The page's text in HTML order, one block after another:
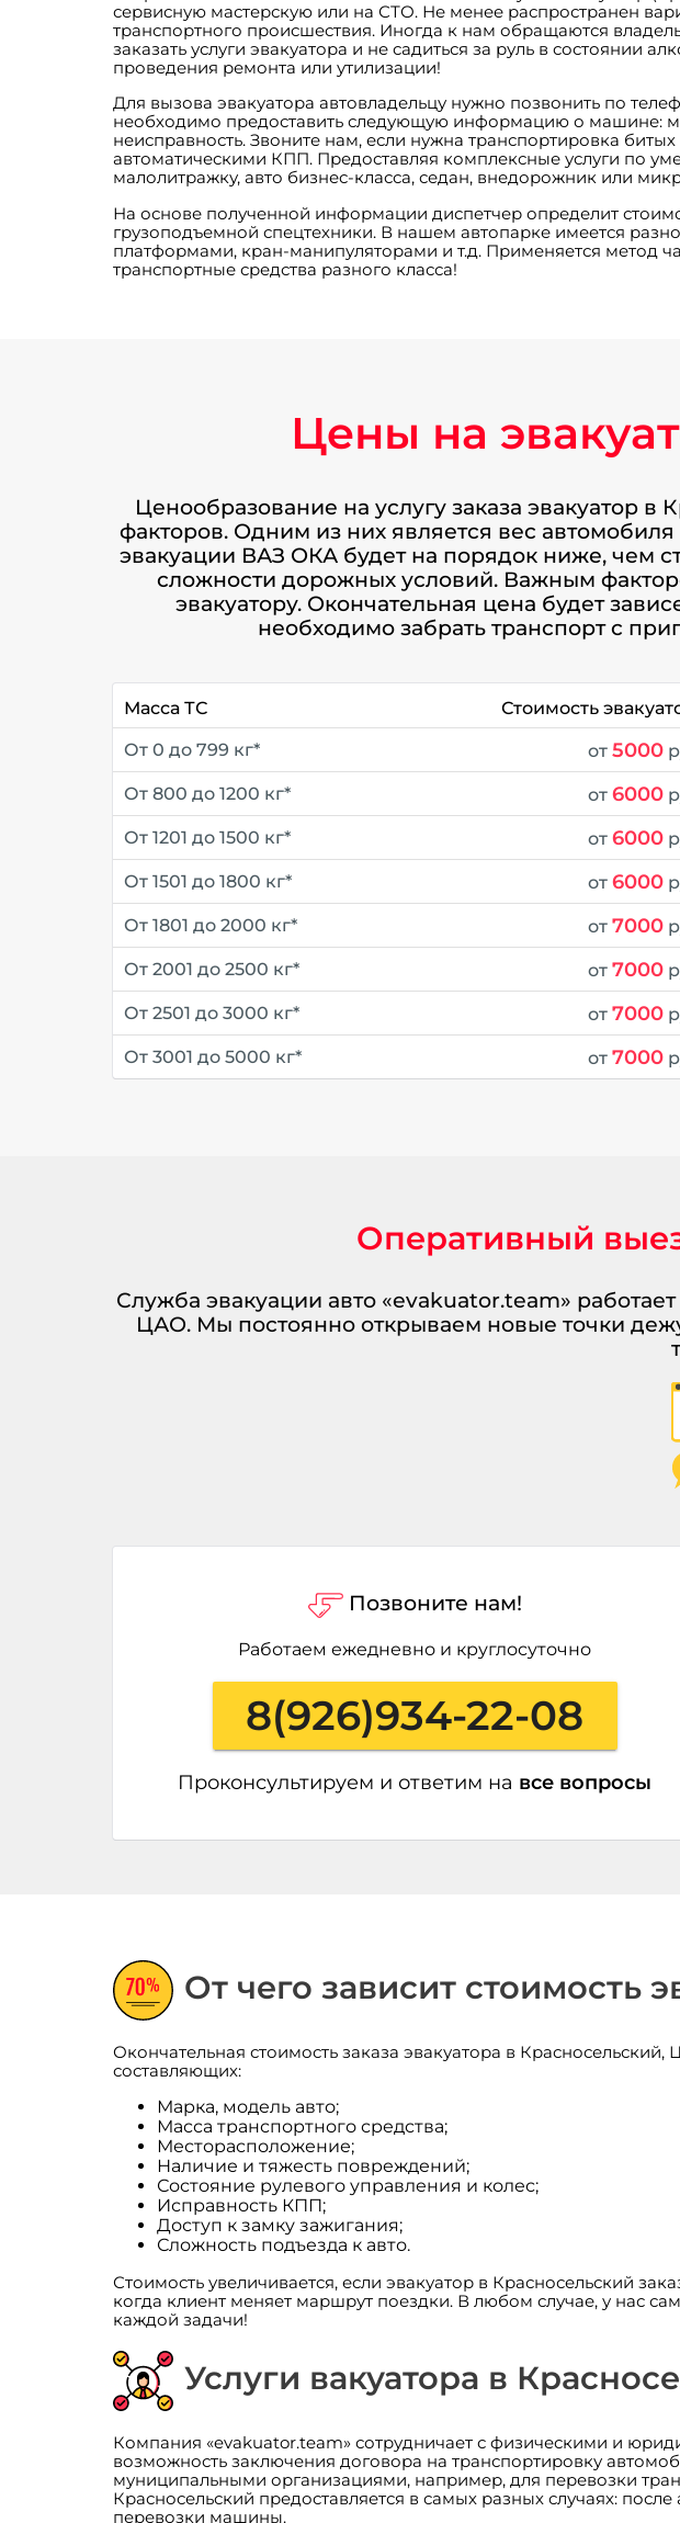
сервисную мастерскую или на СТО. Не менее распространен
транспортного происшествия. Иногда к нам обращаются
заказать услуги эвакуатора и не садиться за руль в
проведения ремонта или утилизации!
Для вызова эвакуатора автовладельцу нужно позвонить по
необходимо предоставить следующую информацию о машине:
неисправность. Звоните нам, если нужна транспортировка
автоматическими КПП. Предоставляя комплексные услуги по
малолитражку, авто бизнес-класса, седан, внедорожник или
На основе полученной информации диспетчер определит
грузоподъемной спецтехники. В нашем автопарке имеется
платформами, кран-манипуляторами и т.д. Применяется метод
транспортные средства разного класса!
Цены на
Ценообразование на услугу заказа эвакуатор
факторов. Одним из них является вес
эвакуации ВАЗ ОКА будет на порядок ниже, чем
сложности дорожных условий. Важным
эвакуатору. Окончательная цена будет
необходимо забрать транспорт с
Масса ТС
Стоимость
От 0 до 799 кг*
от 5000
От 800 до 1200 кг* от 6000
От 1201 до 1500 кг* от 6000
От 1501 до 1800 кг* от 6000
От 1801 до 2000 кг* от 7000
От 2001 до 2500 кг* от 7000
От 2501 до 3000 кг* от 7000
От 3001 до 5000 кг* от 7000
Оперативный
Служба эвакуации авто «evakuator.team»
ЦАО. Мы постоянно открываем новые точки
Позвоните нам!
Работаем ежедневно и круглосуточно
8(926)934-22-08
Проконсультируем и ответим на все вопросы
От чего зависит стоимость
Окончательная стоимость заказа эвакуатора в
составляющих:
Марка, модель авто;
Масса транспортного средства;
Месторасположение;
Наличие и тяжесть повреждений;
Состояние рулевого управления и колес;
Исправность КПП;
Доступ к замку зажигания;
Сложность подъезда к авто.
Стоимость увеличивается, если эвакуатор в Красносельский
когда клиент меняет маршрут поездки. В любом случае, у нас
каждой задачи!
Услуги вакуатора в
Компания «evakuator.team» сотрудничает с физическими и
возможность заключения договора на транспортировку
муниципальными организациями, например, для перевозки
Красносельский предоставляется в самых разных случаях:
перевозки машины.